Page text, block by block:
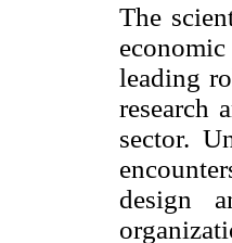
The
leading
research
sector.
design